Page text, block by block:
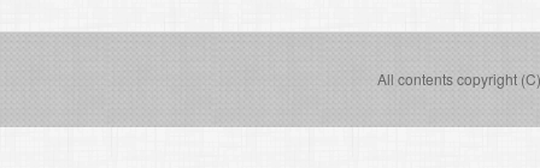
All contents copyright